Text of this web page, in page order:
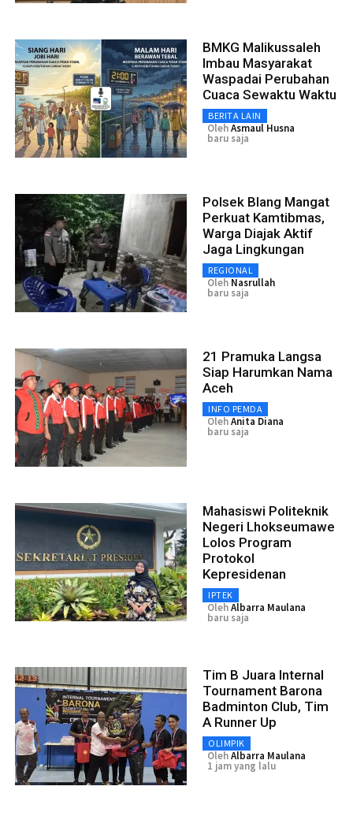
BMKG Malikussaleh
Imbau Masyarakat
Waspadai Perubahan
Cuaca Sewaktu Waktu
BERITA LAIN
OlehAsmaul Husna
baru saja
Polsek Blang Mangat
Perkuat Kamtibmas,
Warga Diajak Aktif
Jaga Lingkungan
REGIONAL
Oleh Nasrullah
baru saja
21 Pramuka Langsa
Siap Harumkan Nama
Aceh
INFO PEMDA
OlehAnita Diana
baru saja
Mahasiswi Politeknik
Negeri Lhokseumawe
Lolos Program
Protokol
Kepresidenan
IPTEK
OlehAlbarra Maulana
baru saja
Tim B Juara Internal
Tournament Barona
Badminton Club, Tim
A Runner Up
OLIMPIK
OlehAlbarra Maulana
1 jam yang lalu